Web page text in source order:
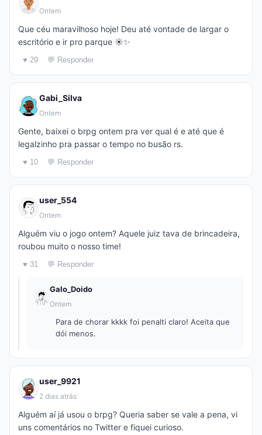
Ontem
Que céu maravilhoso hoje! Deu até vontade de largar o
escritório e ir pro parque ☀️✨
♥ 29 💬 Responder
Gabi_Silva
Ontem
Gente, baixei o brpg ontem pra ver qual é e até que é
legalzinho pra passar o tempo no busão rs.
♥ 10 💬 Responder
user_554
Ontem
Alguém viu o jogo ontem? Aquele juiz tava de brincadeira,
roubou muito o nosso time!
♥ 31 💬 Responder
Galo_Doido
Ontem
Para de chorar kkkk foi penalti claro! Aceita que
dói menos.
user_9921
2 dias atrás
Alguém aí já usou o brpg? Queria saber se vale a pena, vi
uns comentários no Twitter e fiquei curioso.